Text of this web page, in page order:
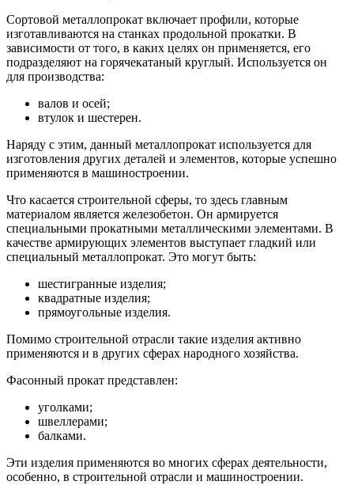
Сортовой металлопрокат включает профили, которые
изготавливаются на станках продольной прокатки. В
зависимости от того, в каких целях он применяется, его
подразделяют на горячекатаный круглый. Используется он
для производства:
валов и осей;
втулок и шестерен.
Наряду с этим, данный металлопрокат используется для
изготовления других деталей и элементов, которые успешно
применяются в машиностроении.
Что касается строительной сферы, то здесь главным
материалом является железобетон. Он армируется
специальными прокатными металлическими элементами. В
качестве армирующих элементов выступает гладкий или
специальный металлопрокат. Это могут быть:
шестигранные изделия;
квадратные изделия;
прямоугольные изделия.
Помимо строительной отрасли такие изделия активно
применяются и в других сферах народного хозяйства.
Фасонный прокат представлен:
уголками;
швеллерами;
балками.
Эти изделия применяются во многих сферах деятельности,
особенно, в строительной отрасли и машиностроении.